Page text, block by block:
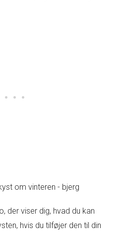
der viser dig, hvad du kan
hvis du tilføjer den til din